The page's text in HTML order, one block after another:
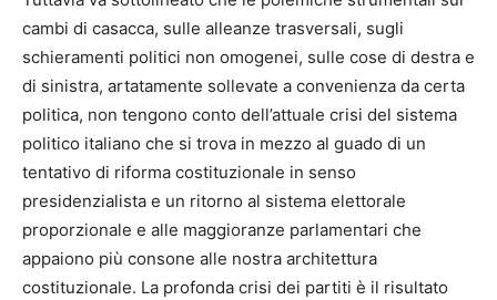
cambi di casacca, sulle alleanze trasversali, sugli
schieramenti politici non omogenei, sulle cose di destra e
di sinistra, artatamente sollevate a convenienza da certa
politica, non tengono conto dell’attuale crisi del sistema
politico italiano che si trova in mezzo al guado di un
tentativo di riforma costituzionale in senso
presidenzialista e un ritorno al sistema elettorale
proporzionale e alle maggioranze parlamentari che
appaiono più consone alle nostra architettura
costituzionale. La profonda crisi dei partiti è il risultato